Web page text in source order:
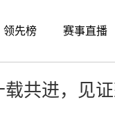
领先榜 赛事直播
共进，见